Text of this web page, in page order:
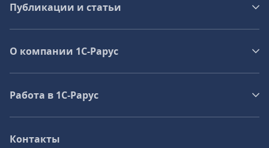
Публикации и статьи
О компании 1C-Рарус
Работа в 1С‑Рарус
Контакты